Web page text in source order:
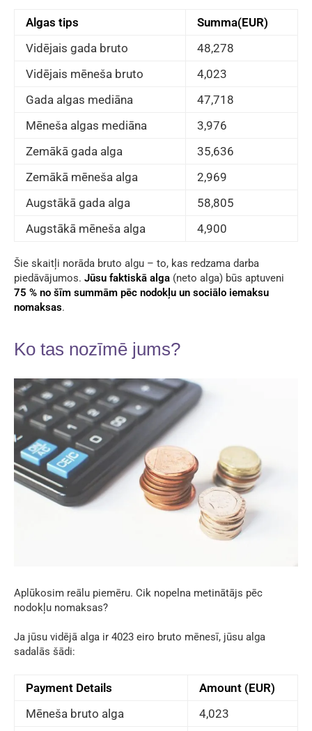
Algas tips
Summa(EUR)
Vidējais gada bruto
48,278
Vidējais mēneša bruto
4,023
Gada algas mediāna
47,718
Mēneša algas mediāna
3,976
Zemākā gada alga
35,636
Zemākā mēneša alga
2,969
Augstākā gada alga
58,805
Augstākā mēneša alga
4,900
Šie skaitļi norāda bruto algu – to, kas redzama darba
piedāvājumos. Jūsu faktiskā alga (neto alga) būs aptuveni
75 % no šīm summām pēc nodokļu un sociālo iemaksu
nomaksas.
Ko tas nozīmē jums?
Aplūkosim reālu piemēru. Cik nopelna metinātājs pēc
nodokļu nomaksas?
Ja jūsu vidējā alga ir 4023 eiro bruto mēnesī, jūsu alga
sadalās šādi:
Payment Details
Amount (EUR)
Mēneša bruto alga
4,023